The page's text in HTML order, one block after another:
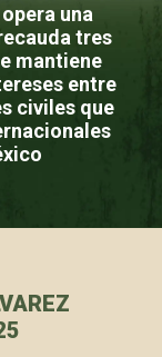
una
tres
mantiene
entre
civiles que